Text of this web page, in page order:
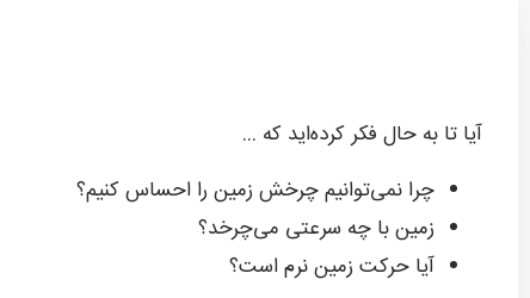
آیا تا به حال فکر کرده‌اید که …
چرا نمی‌توانیم چرخش زمین را احساس کنیم؟
زمین با چه سرعتی می‌چرخد؟
آیا حرکت زمین نرم است؟